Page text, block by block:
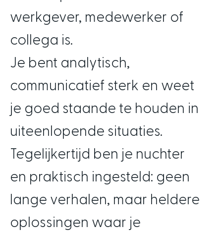
werkgever, medewerker of
collega is.
Je bent analytisch,
communicatief sterk en weet
je goed staande te houden in
uiteenlopende situaties.
Tegelijkertijd ben je nuchter
en praktisch ingesteld: geen
lange verhalen, maar heldere
oplossingen waar je